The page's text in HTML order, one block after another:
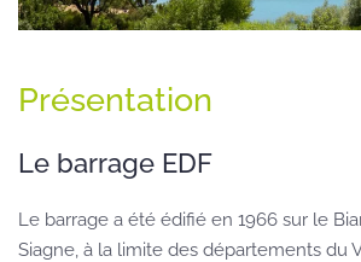
Présentation
Le barrage EDF
Le barrage a été édifié en 1966 sur le
Siagne, à la limite des départements du